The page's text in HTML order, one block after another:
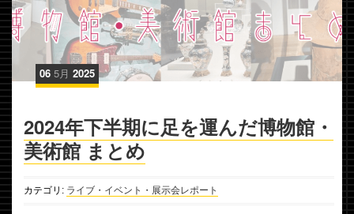
06 5月 2025
2024年下半期に足を運んだ博物館・
美術館 まとめ
カテゴリ: ライブ・イベント・展示会レポート